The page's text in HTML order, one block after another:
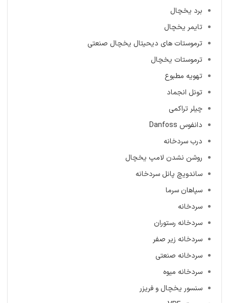
برد یخچال
تایمر یخچال
ترموستات های دیحیتال یخچال صنعتی
ترموستات یخچال
تهویه مطبوع
تونل انجماد
چیلر تراکمی
دانفوس Danfoss
درب سردخانه
روشن نشدن لامپ یخچال
ساندویچ پانل سردخانه
سپاهان سرما
سردخانه
سردخانه رستوران
سردخانه زیر صفر
سردخانه صنعتی
سردخانه میوه
سنسور یخچال و فریزر